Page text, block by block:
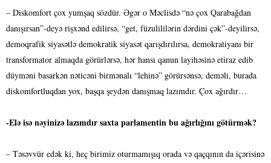
– Diskomfort çox yumşaq sözdür. Əgər o Məclisdə “nə çox Qarabağdan
danışırsan”-deyə rişxənd edilirsə, “get, füzulililərin dərdini çək”-deyilirsə,
demoqrafik siyasətlə demokratik siyasət qarışdırılırsa, demokratiyanı bir
transformator almaqda görürlərsə, hər hansı qanun layihəsinə etiraz edib
düyməni basarkən nəticəni birmənalı “lehinə” görürsənsə, deməli, burada
diskomfortluqdan yox, başqa şeydən danışmaq lazımdır. Çox ağırdır…
-Elə isə nəyinizə lazımdır saxta parlamentin bu ağırlığını götürmək?
– Təsəvvür edək ki, heç birimiz oturmamışıq orada və qaçqının da içərisinə